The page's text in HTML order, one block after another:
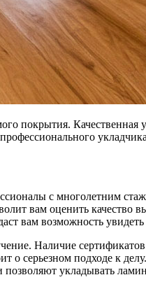
покрытия. Качественная
с многолетним
вам оценить
вам возможность
Наличие
серьезном подходе к
укладывать